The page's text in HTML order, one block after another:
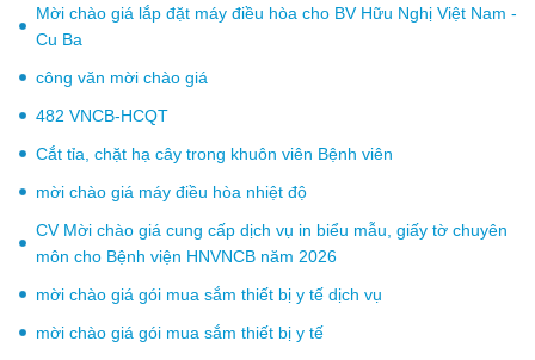
Mời chào giá lắp đặt máy điều hòa cho BV Hữu Nghị Việt Nam -
Cu Ba
công văn mời chào giá
482 VNCB-HCQT
Cắt tỉa, chặt hạ cây trong khuôn viên Bệnh viên
mời chào giá máy điều hòa nhiệt độ
CV Mời chào giá cung cấp dịch vụ in biểu mẫu, giấy tờ chuyên
môn cho Bệnh viện HNVNCB năm 2026
mời chào giá gói mua sắm thiết bị y tế dịch vụ
mời chào giá gói mua sắm thiết bị y tế